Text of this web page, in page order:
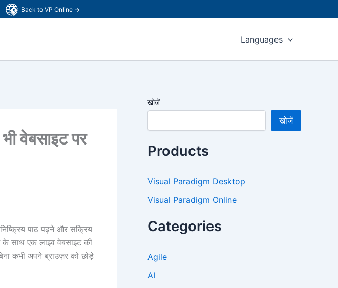
Back to VP Online →
Languages
वेबसाइट पर
पाठ पढ़ने और सक्रिय
के साथ एक लाइव वेबसाइट की
कभी अपने ब्राउज़र को छोड़े
खोजें
खोजें
Products
Visual Paradigm Desktop
Visual Paradigm Online
Categories
Agile
AI